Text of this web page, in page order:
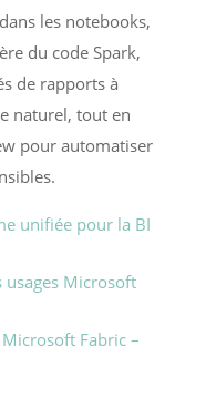
les notebooks,
du code Spark,
de rapports à
naturel, tout en
pour automatiser
unifiée pour la BI
Microsoft
Fabric –